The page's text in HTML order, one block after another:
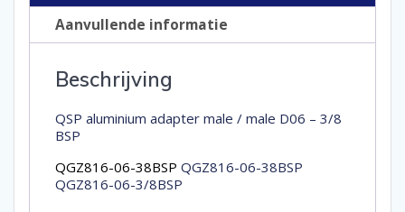
Aanvullende informatie
Beschrijving
QSP aluminium adapter male / male D06 – 3/8
BSP
QGZ816-06-38BSP QGZ816-06-38BSP
QGZ816-06-3/8BSP